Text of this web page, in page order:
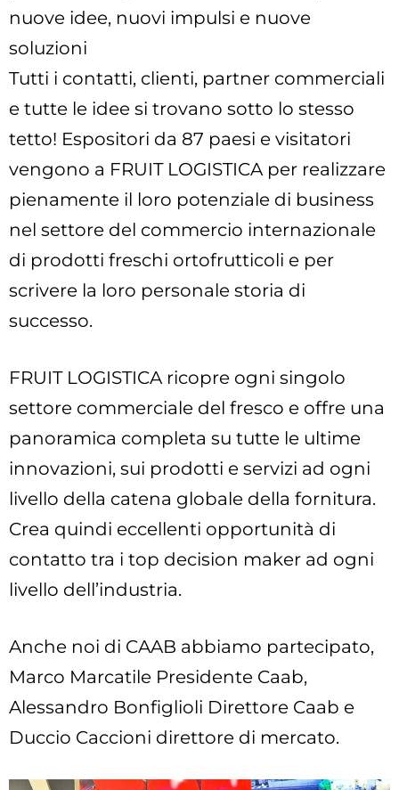
nuove idee, nuovi impulsi e nuove
soluzioni
Tutti i contatti, clienti, partner commerciali
e tutte le idee si trovano sotto lo stesso
tetto! Espositori da 87 paesi e visitatori
vengono a FRUIT LOGISTICA per realizzare
pienamente il loro potenziale di business
nel settore del commercio internazionale
di prodotti freschi ortofrutticoli e per
scrivere la loro personale storia di
successo.
FRUIT LOGISTICA ricopre ogni singolo
settore commerciale del fresco e offre una
panoramica completa su tutte le ultime
innovazioni, sui prodotti e servizi ad ogni
livello della catena globale della fornitura.
Crea quindi eccellenti opportunità di
contatto tra i top decision maker ad ogni
livello dell’industria.
Anche noi di CAAB abbiamo partecipato,
Marco Marcatile Presidente Caab,
Alessandro Bonfiglioli Direttore Caab e
Duccio Caccioni direttore di mercato.